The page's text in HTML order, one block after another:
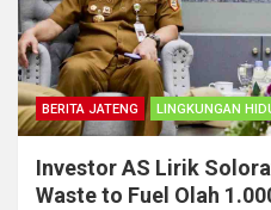
BERITA JATENG LINGKUNGAN
Investor AS Lirik
Waste to Fuel Olah